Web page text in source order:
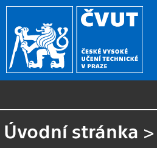
Úvodní stránka >